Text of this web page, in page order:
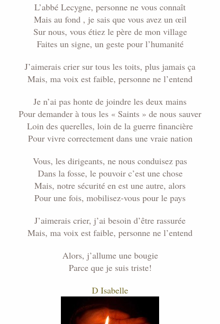
L’abbé Lecygne, personne ne vous connaît
Mais au fond , je sais que vous avez un œil
Sur nous, vous étiez le père de mon village
Faites un signe, un geste pour l’humanité
J’aimerais crier sur tous les toits, plus jamais ça
Mais, ma voix est faible, personne ne l’entend
Je n’ai pas honte de joindre les deux mains
Pour demander à tous les « Saints » de nous sauver
Loin des querelles, loin de la guerre financière
Pour vivre correctement dans une vraie nation
Vous, les dirigeants, ne nous conduisez pas
Dans la fosse, le pouvoir c’est une chose
Mais, notre sécurité en est une autre, alors
Pour une fois, mobilisez-vous pour le pays
J’aimerais crier, j’ai besoin d’être rassurée
Mais, ma voix est faible, personne ne l’entend
Alors, j’allume une bougie
Parce que je suis triste!
D Isabelle